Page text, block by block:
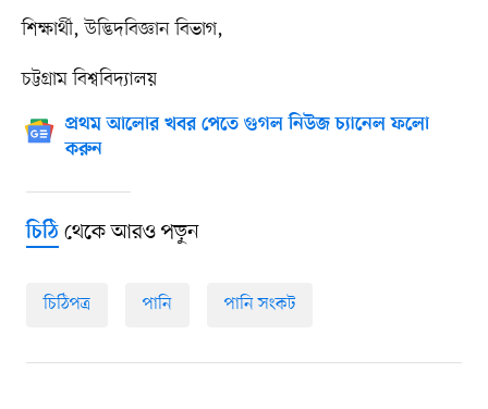
শিক্ষার্থী, উদ্ভিদবিজ্ঞান বিভাগ,
চট্টগ্রাম বিশ্ববিদ্যালয়
প্রথম আলোর খবর পেতে গুগল নিউজ চ্যানেল ফলো
করুন
চিঠিথেকে আরও পড়ুন
চিঠিপত্র পানি পানি সংকট